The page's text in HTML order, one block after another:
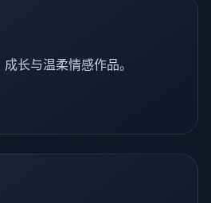
长与温柔情感作品。